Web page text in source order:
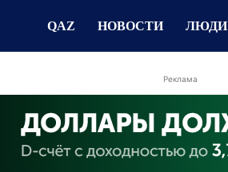
QAZ НОВОСТИ ЛЮДИ
Реклама